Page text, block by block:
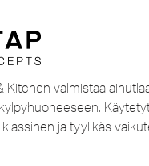
Kitchen valmistaa
ja tyylikäs